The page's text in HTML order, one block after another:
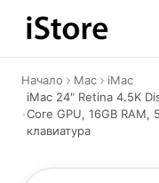
Към съдържанието
Начало Mac
iMac
iMac 24" Retina 4.5K
Core GPU, 16GB RAM,
клавиатура